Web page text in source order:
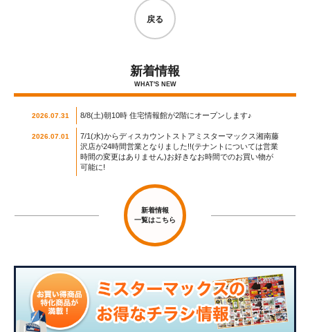
戻る
新着情報
WHAT'S NEW
2026.07.31 8/8(土)朝10時 住宅情報館が2階にオープンします♪
2026.07.01
7/1(水)からディスカウントストアミスターマックス湘南藤
沢店が24時間営業となりました!!(テナントについては営業
時間の変更はありません)お好きなお時間でのお買い物が
可能に!
新着情報
一覧はこちら